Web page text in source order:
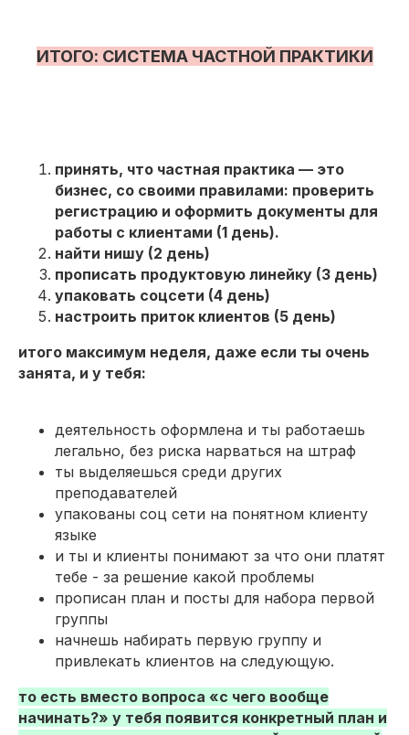
ИТОГО: СИСТЕМА ЧАСТНОЙ ПРАКТИКИ
принять, что частная практика — это
бизнес, со своими правилами: проверить
регистрацию и оформить документы для
работы с клиентами (1 день).
найти нишу (2 день)
прописать продуктовую линейку (3 день)
упаковать соцсети (4 день)
настроить приток клиентов (5 день)
итого максимум неделя, даже если ты очень
занята, и у тебя:
деятельность оформлена и ты работаешь
легально, без риска нарваться на штраф
ты выделяешься среди других
преподавателей
упакованы соц сети на понятном клиенту
языке
и ты и клиенты понимают за что они платят
тебе - за решение какой проблемы
прописан план и посты для набора первой
группы
начнешь набирать первую группу и
привлекать клиентов на следующую.
то есть вместо вопроса «с чего вообще
начинать?» у тебя появится конкретный план и